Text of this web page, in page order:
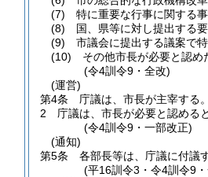
(7)
特に重要な行事に関する
(8)
国、県等に対し提出する
(9)
市議会に提出する議案で
(10)
その他市長が必要と認め
(令4訓令9・全改)
(運営)
第4条
庁議は、市長が主宰する。
2
庁議は、市長が必要と認める
(令4訓令9・一部改正)
(通知)
第5条
各部長等は、庁議に付議
(平16訓令3・令4訓令9